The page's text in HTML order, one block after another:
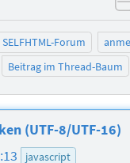
SELFHTML-Forum
Beitrag im Thread-Baum
(UTF-8/UTF-16)
javascript